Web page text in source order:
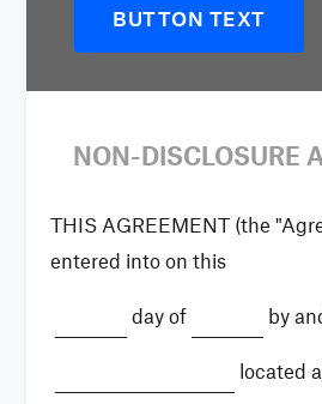
BUTTON TEXT
NON-DISCLOSURE
THIS AGREEMENT (the
entered into on this
day of by
located